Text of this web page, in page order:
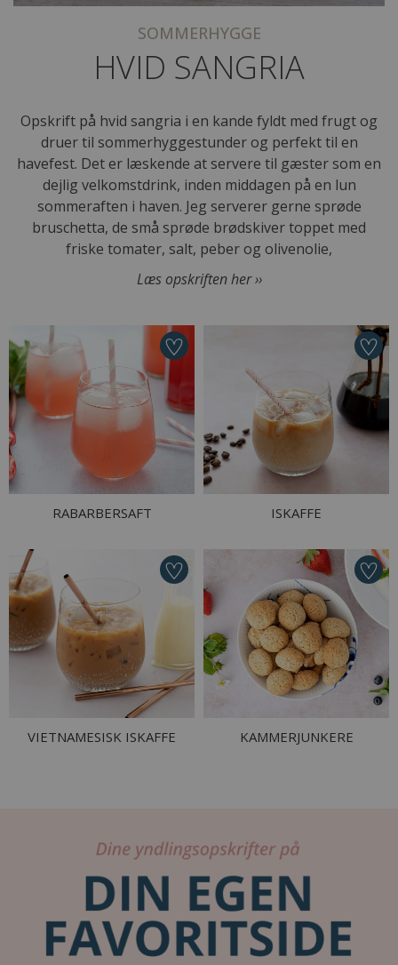
SOMMERHYGGE
HVID SANGRIA
Opskrift på hvid sangria i en kande fyldt med frugt og
druer til sommerhyggestunder og perfekt til en
havefest. Det er læskende at servere til gæster som en
dejlig velkomstdrink, inden middagen på en lun
sommeraften i haven. Jeg serverer gerne sprøde
bruschetta, de små sprøde brødskiver toppet med
friske tomater, salt, peber og olivenolie,
Læs opskriften her ››
RABARBERSAFT ISKAFFE
VIETNAMESISK ISKAFFE KAMMERJUNKERE